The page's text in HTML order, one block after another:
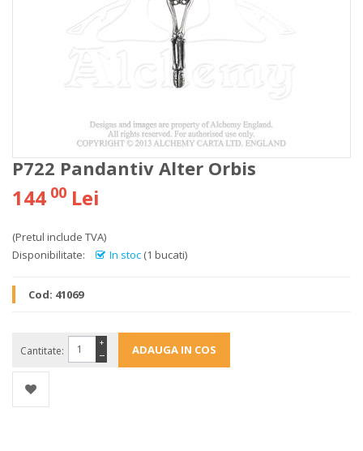
P722 Pandantiv Alter Orbis
144 00 Lei
(Pretul include TVA)
Disponibilitate:
In stoc (1 bucati)
Cod: 41069
Cantitate: −
+